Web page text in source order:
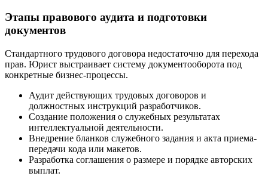
Этапы правового аудита и подготовки
документов
Стандартного трудового договора недостаточно для перехода
прав. Юрист выстраивает систему документооборота под
конкретные бизнес-процессы.
Аудит действующих трудовых договоров и
должностных инструкций разработчиков.
Создание положения о служебных результатах
интеллектуальной деятельности.
Внедрение бланков служебного задания и акта приема-
передачи кода или макетов.
Разработка соглашения о размере и порядке авторских
выплат.